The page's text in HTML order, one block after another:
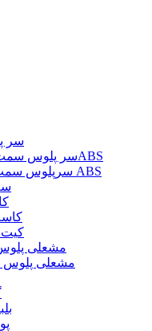
سر
سر پلوس سمت چرخ ۲۱ خارABS
سرپلوس سمت چرخ 22 خار ABS
کیت
مشعلی پلوس (21 خار
مشعلی پلوس (21 خار)